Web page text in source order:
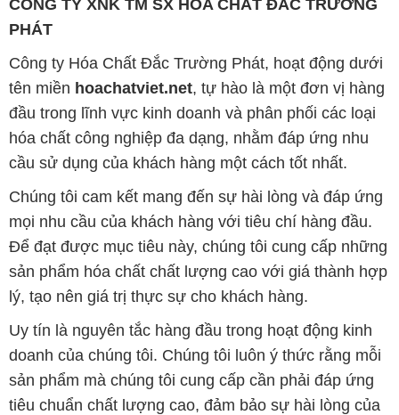
CÔNG TY XNK TM SX HÓA CHẤT ĐẮC TRƯỜNG
PHÁT
Công ty Hóa Chất Đắc Trường Phát, hoạt động dưới
tên miền hoachatviet.net, tự hào là một đơn vị hàng
đầu trong lĩnh vực kinh doanh và phân phối các loại
hóa chất công nghiệp đa dạng, nhằm đáp ứng nhu
cầu sử dụng của khách hàng một cách tốt nhất.
Chúng tôi cam kết mang đến sự hài lòng và đáp ứng
mọi nhu cầu của khách hàng với tiêu chí hàng đầu.
Để đạt được mục tiêu này, chúng tôi cung cấp những
sản phẩm hóa chất chất lượng cao với giá thành hợp
lý, tạo nên giá trị thực sự cho khách hàng.
Uy tín là nguyên tắc hàng đầu trong hoạt động kinh
doanh của chúng tôi. Chúng tôi luôn ý thức rằng mỗi
sản phẩm mà chúng tôi cung cấp cần phải đáp ứng
tiêu chuẩn chất lượng cao, đảm bảo sự hài lòng của